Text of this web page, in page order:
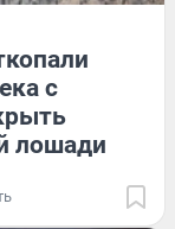
с
лошади